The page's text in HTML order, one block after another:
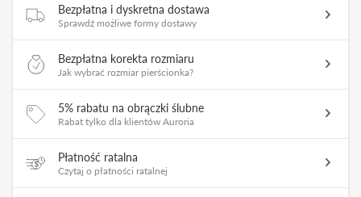
Bezpłatna i dyskretna dostawa
Sprawdź możliwe formy dostawy
Bezpłatna korekta rozmiaru
Jak wybrać rozmiar pierścionka?
5% rabatu na obrączki ślubne
Rabat tylko dla klientów Auroria
Płatność ratalna
Czytaj o płatności ratalnej